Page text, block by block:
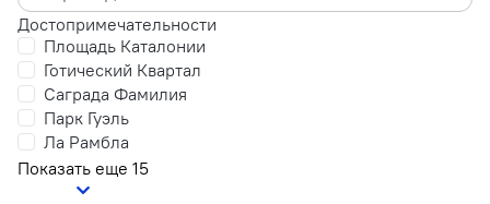
Достопримечательности
Площадь Каталонии
Готический Квартал
Саграда Фамилия
Парк Гуэль
Ла Рамбла
Показать еще 15